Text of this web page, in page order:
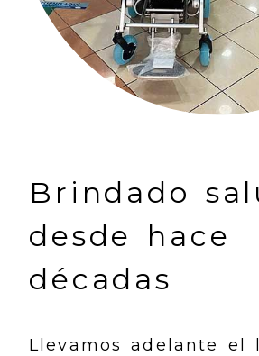
Brindado
desde hace
décadas
Llevamos adelante el